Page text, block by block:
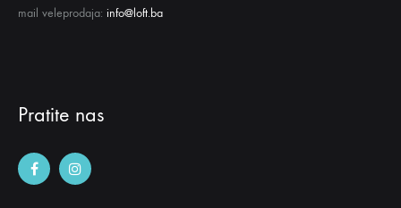
mail veleprodaja: info@loft.ba
Pratite nas